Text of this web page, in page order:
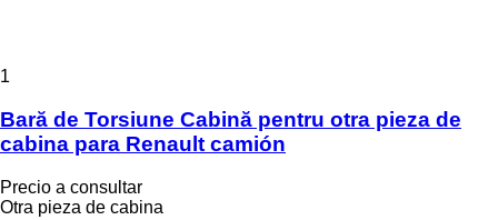
1
Bară de Torsiune Cabină pentru otra pieza de
cabina para Renault camión
Precio a consultar
Otra pieza de cabina